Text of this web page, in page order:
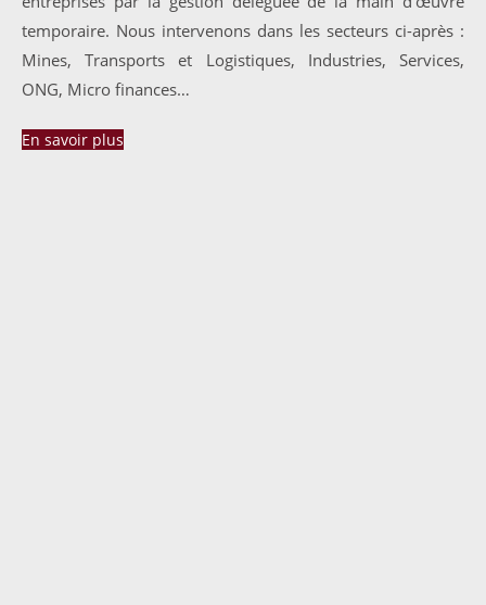
temporaire. Nous intervenons dans les secteurs ci-après :
Mines, Transports et Logistiques, Industries, Services,
ONG, Micro finances…
En savoir plus